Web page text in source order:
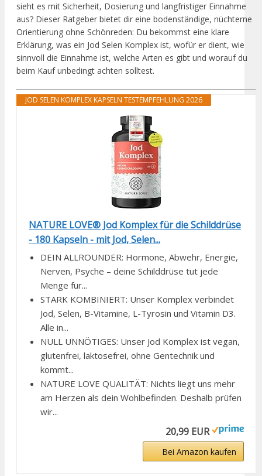
sieht es mit Sicherheit, Dosierung und langfristiger Einnahme
aus? Dieser Ratgeber bietet dir eine bodenständige, nüchterne
Orientierung ohne Schönreden: Du bekommst eine klare
Erklärung, was ein Jod Selen Komplex ist, wofür er dient, wie
sinnvoll die Einnahme ist, welche Arten es gibt und worauf du
beim Kauf unbedingt achten solltest.
JOD SELEN KOMPLEX KAPSELN TESTEMPFEHLUNG 2026
NATURE LOVE® Jod Komplex für die Schilddrüse
- 180 Kapseln - mit Jod, Selen...
DEIN ALLROUNDER: Hormone, Abwehr, Energie,
Nerven, Psyche – deine Schilddrüse tut jede
Menge für...
STARK KOMBINIERT: Unser Komplex verbindet
Jod, Selen, B-Vitamine, L-Tyrosin und Vitamin D3.
Alle in...
NULL UNNÖTIGES: Unser Jod Komplex ist vegan,
glutenfrei, laktosefrei, ohne Gentechnik und
kommt...
NATURE LOVE QUALITÄT: Nichts liegt uns mehr
am Herzen als dein Wohlbefinden. Deshalb prüfen
wir...
20,99 EUR
Bei Amazon kaufen